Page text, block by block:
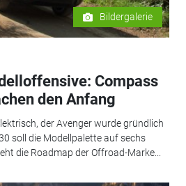
Bildergalerie
Compass
den Anfang
der Avenger wurde gründlich
soll die Modellpalette auf sechs
die Roadmap der Offroad-Marke...